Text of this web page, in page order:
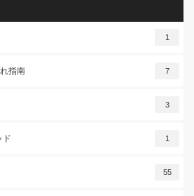
1
指南 7
3
ド 1
55